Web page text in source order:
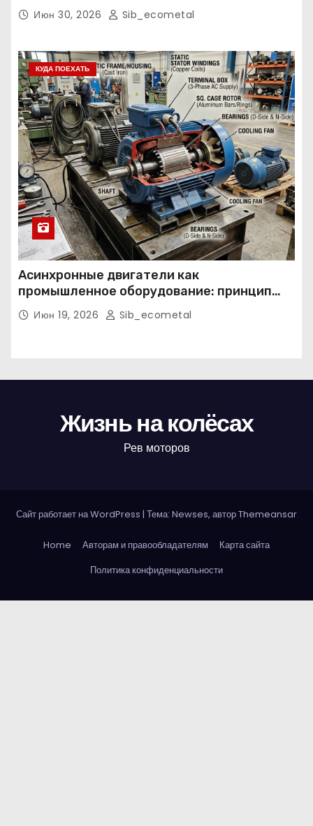
Июн 30, 2026 Sib_ecometal
КУДА ПОЕХАТЬ
Асинхронные двигатели как
промышленное оборудование: принцип
работы, конструкция и области
применения
Июн 19, 2026 Sib_ecometal
Жизнь на колёсах
Рев моторов
Сайт работает на WordPress | Тема: Newses, авторThemeansar
Home Авторам и правообладателям
Карта сайта
Политика конфиденциальности